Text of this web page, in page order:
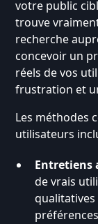
votre public
trouve
recherche
concevoir un
réels de vos
frustration et
Les méthodes
utilisateurs
Entretiens
de vrais
qualitatives